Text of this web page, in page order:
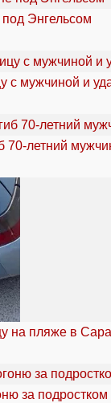
Энгельсом
с мужчиной и
70-летний
на пляже в
за подростком